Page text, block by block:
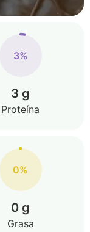
3%
3 g
Proteína
0%
0 g
Grasa